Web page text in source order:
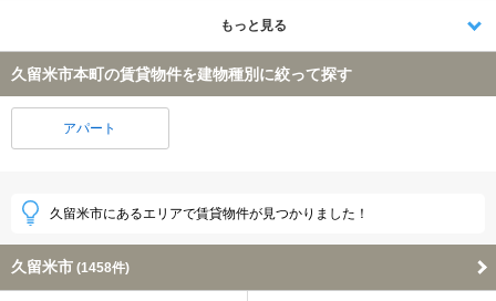
もっと見る
久留米市本町の賃貸物件を建物種別に絞って探す
アパート
久留米市にあるエリアで賃貸物件が見つかりました！
久留米市 (1458件)